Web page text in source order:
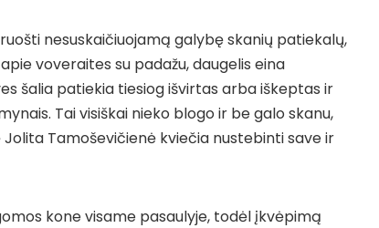
nesuskaičiuojamą galybę skanių patiekalų,
voveraites su padažu, daugelis eina
šalia patiekia tiesiog išvirtas arba iškeptas ir
Tai visiškai nieko blogo ir be galo skanu,
Jolita Tamoševičienė kviečia nustebinti save ir
kone visame pasaulyje, todėl įkvėpimą